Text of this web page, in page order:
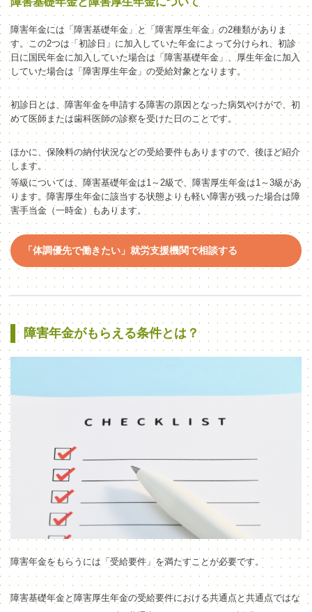
障害年金には「障害基礎年金」と「障害厚生年金」の2種類がありま
す。この2つは「初診日」に加入していた年金によって分けられ、初診
日に国民年金に加入していた場合は「障害基礎年金」、厚生年金に加入
していた場合は「障害厚生年金」の受給対象となります。
初診日とは、障害年金を申請する障害の原因となった病気やけがで、初
めて医師または歯科医師の診察を受けた日のことです。
ほかに、保険料の納付状況などの受給要件もありますので、後ほど紹介
します。
等級については、 障害基礎年金は1～2級で、障害厚生年金は1～3級があ
ります。障害厚生年金に該当する状態よりも軽い障害が残った場合は障
害手当金 （一時金） もあります。
「体調優先で働きたい」就労支援機関で相談する
障害年金がもらえる条件とは？
障害年金をもらうには「受給要件」を満たすことが必要です。
障害基礎年金と障害厚生年金の受給要件における共通点と共通点ではな